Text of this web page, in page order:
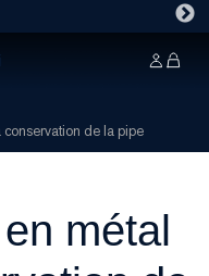
de la pipe
métal